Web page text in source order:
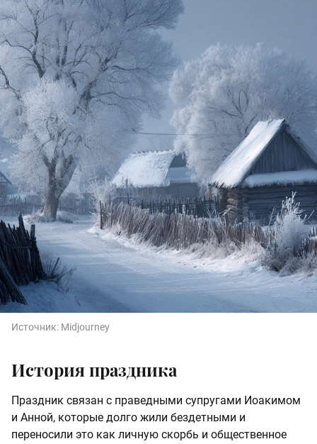
Источник: Midjourney
История праздника
Праздник связан с праведными супругами Иоакимом
и Анной, которые долго жили бездетными и
переносили это как личную скорбь и общественное